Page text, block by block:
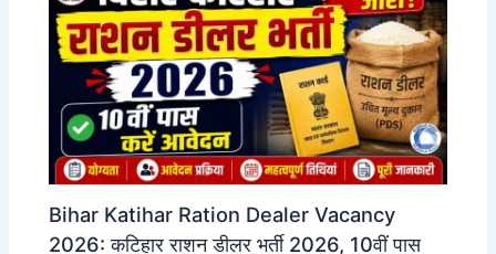
Bihar Katihar Ration Dealer Vacancy
2026: कटिहार राशन डीलर भर्ती 2026, 10वीं पास